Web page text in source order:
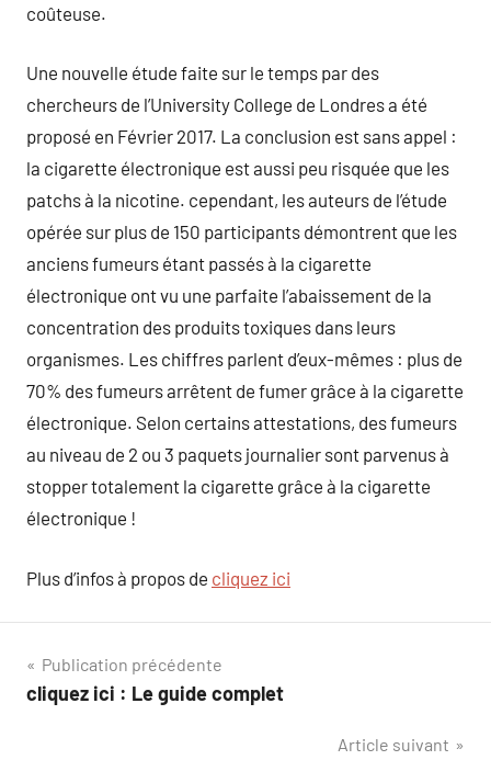
coûteuse.
Une nouvelle étude faite sur le temps par des
chercheurs de l’University College de Londres a été
proposé en Février 2017. La conclusion est sans appel :
la cigarette électronique est aussi peu risquée que les
patchs à la nicotine. cependant, les auteurs de l’étude
opérée sur plus de 150 participants démontrent que les
anciens fumeurs étant passés à la cigarette
électronique ont vu une parfaite l’abaissement de la
concentration des produits toxiques dans leurs
organismes. Les chiffres parlent d’eux-mêmes : plus de
70% des fumeurs arrêtent de fumer grâce à la cigarette
électronique. Selon certains attestations, des fumeurs
au niveau de 2 ou 3 paquets journalier sont parvenus à
stopper totalement la cigarette grâce à la cigarette
électronique !
Plus d’infos à propos de cliquez ici
Navigation
de
Publication précédente
cliquez ici : Le guide complet
Article suivant